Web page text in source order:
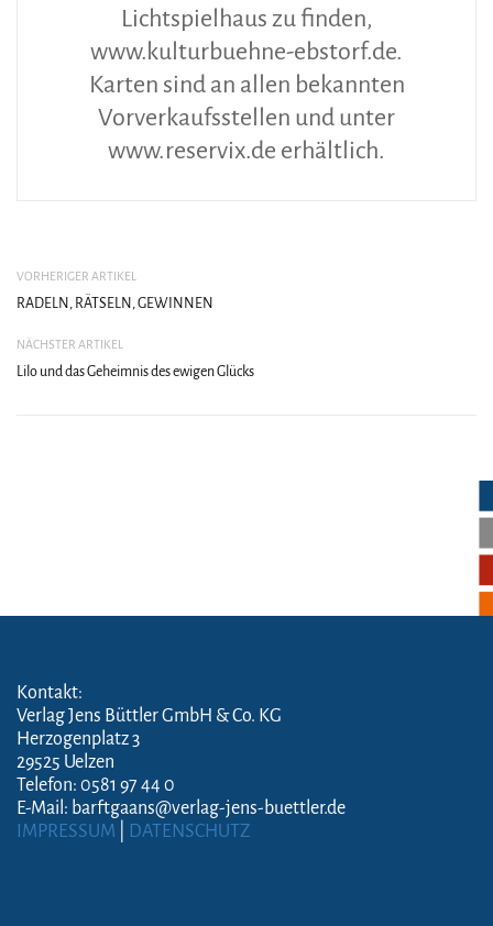
Lichtspielhaus zu finden,
www.kulturbuehne-ebstorf.de.
Karten sind an allen bekannten
Vorverkaufsstellen und unter
www.reservix.de erhältlich.
VORHERIGER ARTIKEL
RADELN, RÄTSELN, GEWINNEN
NÄCHSTER ARTIKEL
Lilo und das Geheimnis des ewigen Glücks
Kontakt:
Verlag Jens Büttler GmbH & Co. KG
Herzogenplatz 3
29525 Uelzen
Telefon: 0581 97 44 0
E-Mail: barftgaans@verlag-jens-buettler.de
IMPRESSUM
DATENSCHUTZ